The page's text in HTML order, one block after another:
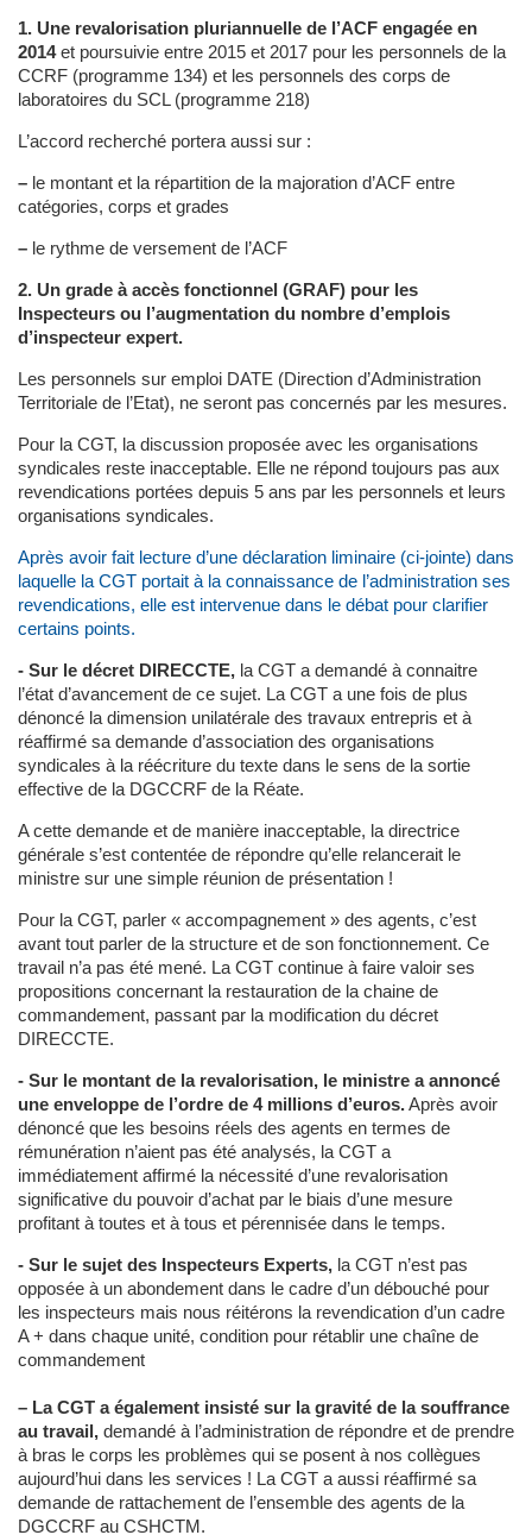
1. Une revalorisation pluriannuelle de l’ACF engagée en
2014et poursuivie entre 2015 et 2017 pour les personnels de la
CCRF (programme 134) et les personnels des corps de
laboratoires du SCL (programme 218)
L’accord recherché portera aussi sur :
– le montant et la répartition de la majoration d’ACF entre
catégories, corps et grades
– le rythme de versement de l’ACF
2. Un grade à accès fonctionnel (GRAF) pour les
Inspecteurs ou l’augmentation du nombre d’emplois
d’inspecteur expert.
Les personnels sur emploi DATE (Direction d’Administration
Territoriale de l’Etat), ne seront pas concernés par les mesures.
Pour la CGT, la discussion proposée avec les organisations
syndicales reste inacceptable. Elle ne répond toujours pas aux
revendications portées depuis 5 ans par les personnels et leurs
organisations syndicales.
Après avoir fait lecture d’une déclaration liminaire (ci-jointe) dans
laquelle la CGT portait à la connaissance de l’administration ses
revendications, elle est intervenue dans le débat pour clarifier
certains points.
- Sur le décret DIRECCTE, la CGT a demandé à connaitre
l’état d’avancement de ce sujet. La CGT a une fois de plus
dénoncé la dimension unilatérale des travaux entrepris et à
réaffirmé sa demande d’association des organisations
syndicales à la réécriture du texte dans le sens de la sortie
effective de la DGCCRF de la Réate.
A cette demande et de manière inacceptable, la directrice
générale s’est contentée de répondre qu’elle relancerait le
ministre sur une simple réunion de présentation !
Pour la CGT, parler « accompagnement » des agents, c’est
avant tout parler de la structure et de son fonctionnement. Ce
travail n’a pas été mené. La CGT continue à faire valoir ses
propositions concernant la restauration de la chaine de
commandement, passant par la modification du décret
DIRECCTE.
- Sur le montant de la revalorisation, le ministre a annoncé
une enveloppe de l’ordre de 4 millions d’euros.Après avoir
dénoncé que les besoins réels des agents en termes de
rémunération n’aient pas été analysés, la CGT a
immédiatement affirmé la nécessité d’une revalorisation
significative du pouvoir d’achat par le biais d’une mesure
profitant à toutes et à tous et pérennisée dans le temps.
- Sur le sujet des Inspecteurs Experts, la CGT n’est pas
opposée à un abondement dans le cadre d’un débouché pour
les inspecteurs mais nous réitérons la revendication d’un cadre
A + dans chaque unité, condition pour rétablir une chaîne de
commandement
– La CGT a également insisté sur la gravité de la souffrance
au travail, demandé à l’administration de répondre et de prendre
à bras le corps les problèmes qui se posent à nos collègues
aujourd’hui dans les services ! La CGT a aussi réaffirmé sa
demande de rattachement de l’ensemble des agents de la
DGCCRF au CSHCTM.